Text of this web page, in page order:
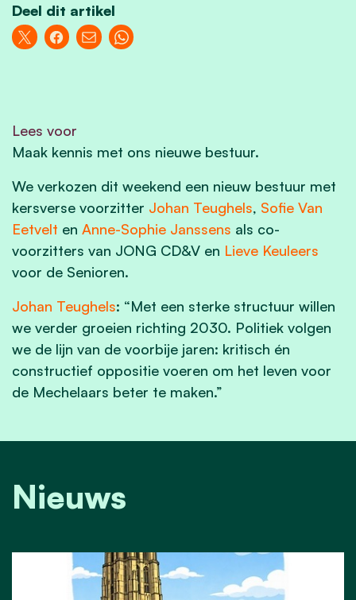
Deel dit artikel
Lees voor
Maak kennis met ons nieuwe bestuur.
We verkozen dit weekend een nieuw bestuur met
kersverse voorzitter Johan Teughels, Sofie Van
Eetvelt en Anne-Sophie Janssens als co-
voorzitters van JONG CD&V en Lieve Keuleers
voor de Senioren.
Johan Teughels: “Met een sterke structuur willen
we verder groeien richting 2030. Politiek volgen
we de lijn van de voorbije jaren: kritisch én
constructief oppositie voeren om het leven voor
de Mechelaars beter te maken.”
Nieuws